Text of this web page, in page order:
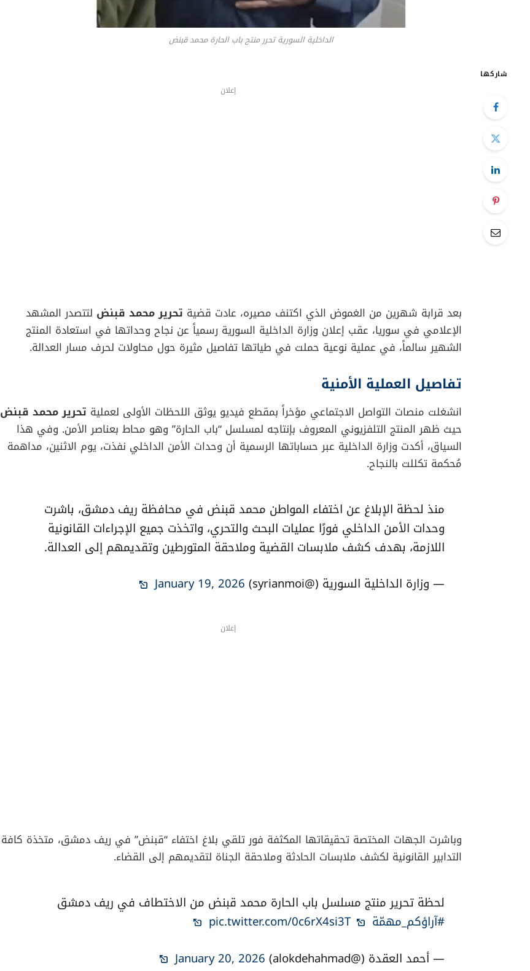
الداخلية السورية تحرر منتج باب الحارة محمد قبنض
شاركها
إعلان
بعد قرابة شهرين من الغموض الذي اكتنف مصيره، عادت قضية تحرير محمد قبنض لتتصدر المشهد
الإعلامي في سوريا، عقب إعلان وزارة الداخلية السورية رسمياً عن نجاح وحداتها في استعادة المنتج
الشهير سالماً، في عملية نوعية حملت في طياتها تفاصيل مثيرة حول محاولات لحرف مسار العدالة.
تفاصيل العملية الأمنية
انشغلت منصات التواصل الاجتماعي مؤخراً بمقطع فيديو يوثق اللحظات الأولى لعملية تحرير محمد قبنض
حيث ظهر المنتج التلفزيوني المعروف بإنتاجه لمسلسل “باب الحارة” وهو محاط بعناصر الأمن. وفي هذا
السياق، أكدت وزارة الداخلية عبر حساباتها الرسمية أن وحدات الأمن الداخلي نفذت، يوم الاثنين، مداهمة
مُحكمة تكللت بالنجاح.
منذ لحظة الإبلاغ عن اختفاء المواطن محمد قبنض في محافظة ريف دمشق، باشرت
وحدات الأمن الداخلي فورًا عمليات البحث والتحري، واتخذت جميع الإجراءات القانونية
وباشرت الجهات المختصة تحقيقاتها المكثفة فور تلقي بلاغ اختفاء “قبنض” في ريف دمشق، متخذة كافة
#آراؤكم_مهمّة
pic.twitter.com/0c6rX4si3T